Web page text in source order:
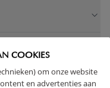
COOKIES
om onze website
en advertenties aan